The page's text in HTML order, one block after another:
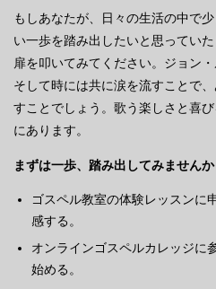
もしあなたが、日々の生活の中で
い一歩を踏み出したいと思ってい
扉を叩いてみてください。ジョン
そして時には共に涙を流すことで
すことでしょう。歌う楽しさと喜
にあります。
まずは一歩、踏み出してみませんか
ゴスペル教室の体験レッスンに
感する。
オンラインゴスペルカレッジに
始める。